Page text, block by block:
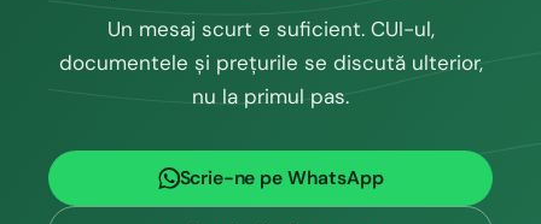
Un mesaj scurt e suficient. CUI-ul,
documentele și prețurile se discută ulterior,
nu la primul pas.
Scrie-ne pe WhatsApp